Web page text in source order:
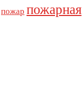
пожар пожарная